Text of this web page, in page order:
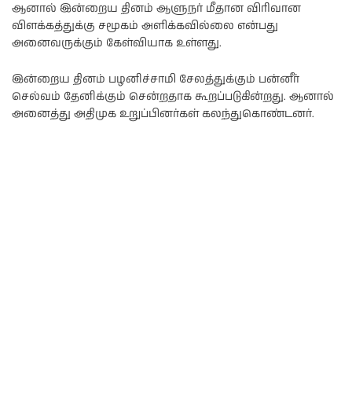
ஆனால் இன்றைய தினம் ஆளுநர் மீதான விரிவான
விளக்கத்துக்கு சமூகம் அளிக்கவில்லை என்பது
அனைவருக்கும் கேள்வியாக உள்ளது.
இன்றைய தினம் பழனிச்சாமி சேலத்துக்கும் பன்னீர்
செல்வம் தேனிக்கும் சென்றதாக கூறப்படுகின்றது. ஆனால்
அனைத்து அதிமுக உறுப்பினர்கள் கலந்துகொண்டனர்.